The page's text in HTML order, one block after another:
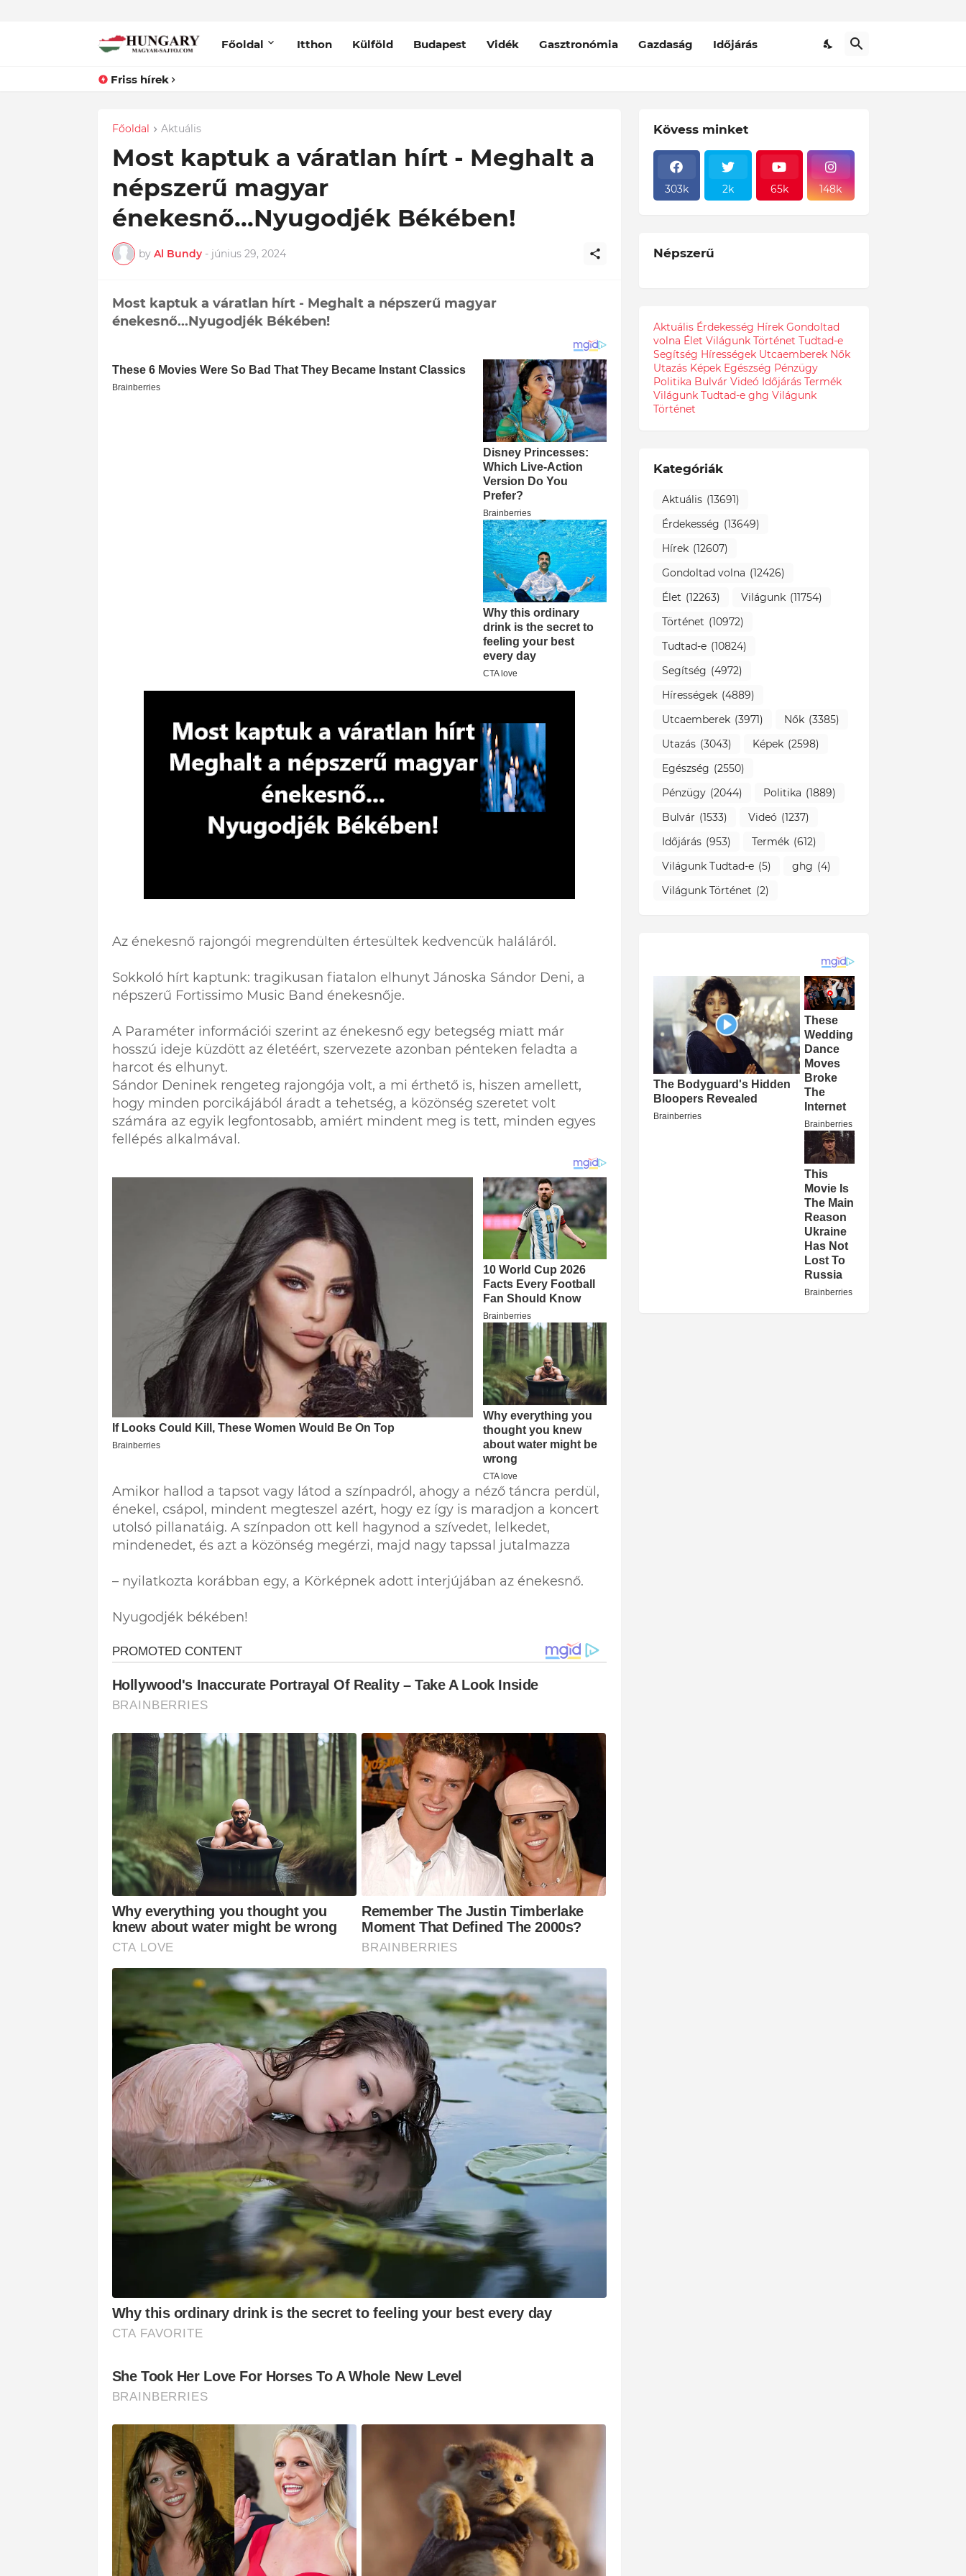
Főoldal Itthon Külföld Budapest Vidék Gasztronómia Gazdaság Időjárás
Friss hírek
Főoldal Aktuális
Most kaptuk a váratlan hírt - Meghalt a
népszerű magyar
énekesnő...Nyugodjék Békében!
by Al Bundy - június 29, 2024
Most kaptuk a váratlan hírt - Meghalt a népszerű magyar
énekesnő...Nyugodjék Békében!
Az énekesnő rajongói megrendülten értesültek kedvencük haláláról.
Sokkoló hírt kaptunk: tragikusan fiatalon elhunyt Jánoska Sándor Deni, a
népszerű Fortissimo Music Band énekesnője.
A Paraméter információi szerint az énekesnő egy betegség miatt már
hosszú ideje küzdött az életéért, szervezete azonban pénteken feladta a
harcot és elhunyt.
Sándor Deninek rengeteg rajongója volt, a mi érthető is, hiszen amellett,
hogy minden porcikájából áradt a tehetség, a közönség szeretet volt
számára az egyik legfontosabb, amiért mindent meg is tett, minden egyes
fellépés alkalmával.
Amikor hallod a tapsot vagy látod a színpadról, ahogy a néző táncra perdül,
énekel, csápol, mindent megteszel azért, hogy ez így is maradjon a koncert
utolsó pillanatáig. A színpadon ott kell hagynod a szívedet, lelkedet,
mindenedet, és azt a közönség megérzi, majd nagy tapssal jutalmazza
– nyilatkozta korábban egy, a Körképnek adott interjújában az énekesnő.
Nyugodjék békében!
Kövess minket
303k 2k 65k 148k
Népszerű
Aktuális Érdekesség Hírek Gondoltad
volna Élet Világunk Történet Tudtad-e
Segítség Hírességek Utcaemberek Nők
Utazás Képek Egészség Pénzügy
Politika Bulvár Videó Időjárás Termék
Világunk Tudtad-e ghg Világunk
Történet
Kategóriák
Aktuális (13691)
Érdekesség (13649)
Hírek (12607)
Gondoltad volna (12426)
Élet (12263) Világunk (11754)
Történet (10972)
Tudtad-e (10824)
Segítség (4972)
Hírességek (4889)
Utcaemberek (3971) Nők (3385)
Utazás (3043) Képek (2598)
Egészség (2550)
Pénzügy (2044) Politika (1889)
Bulvár (1533) Videó (1237)
Időjárás (953) Termék (612)
Világunk Tudtad-e (5) ghg (4)
Világunk Történet (2)